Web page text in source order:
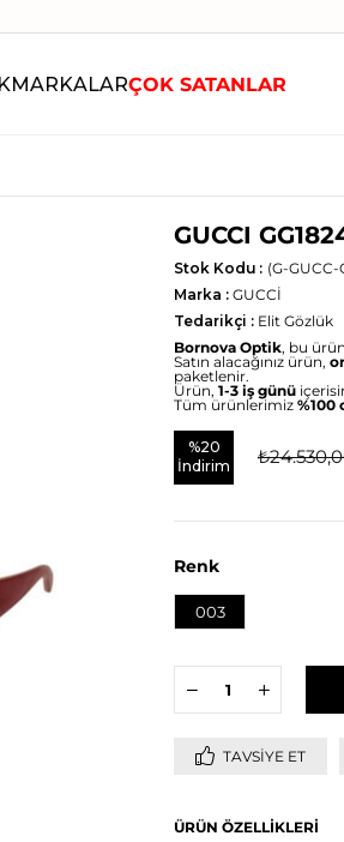
MARKALARÇOK SATANLAR
GUCCI
(G-GUCC-
Stok Kodu
Marka : GUCCİ
Tedarikçi : Elit Gözlük
Bornova Optik, bu
Satın alacağınız ürün,
paketlenir.
Ürün, 1-3 iş günü
Tüm ürünlerimiz %100
%20
İndirim
Renk
003
TAVSIYE ET
ÜRÜN ÖZELLIKLERI